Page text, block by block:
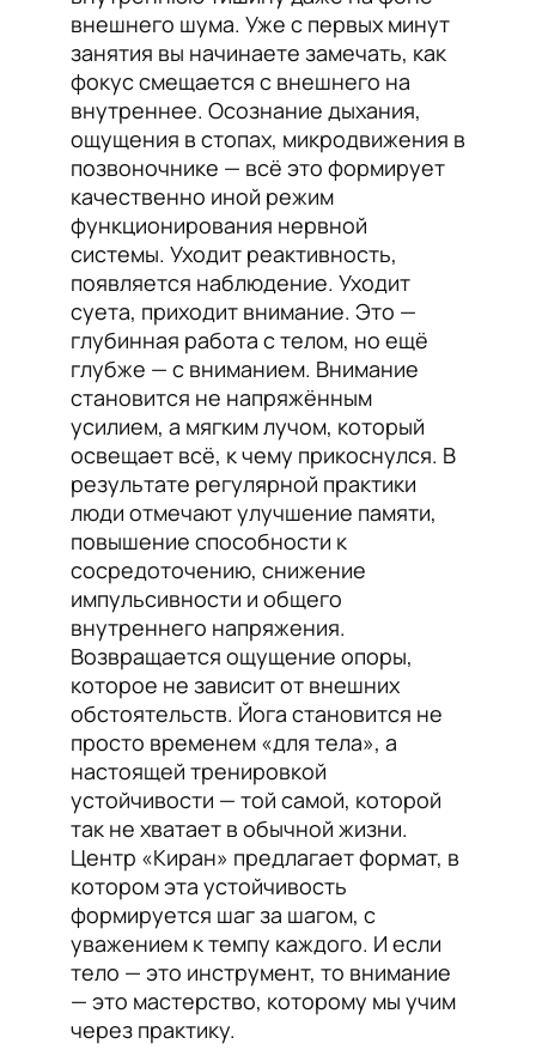
внешнего шума. Уже с первых минут
занятия вы начинаете замечать, как
фокус смещается с внешнего на
внутреннее. Осознание дыхания,
ощущения в стопах, микродвижения в
позвоночнике — всё это формирует
качественно иной режим
функционирования нервной
системы. Уходит реактивность,
появляется наблюдение. Уходит
суета, приходит внимание. Это —
глубинная работа с телом, но ещё
глубже — с вниманием. Внимание
становится не напряжённым
усилием, а мягким лучом, который
освещает всё, к чему прикоснулся. В
результате регулярной практики
люди отмечают улучшение памяти,
повышение способности к
сосредоточению, снижение
импульсивности и общего
внутреннего напряжения.
Возвращается ощущение опоры,
которое не зависит от внешних
обстоятельств. Йога становится не
просто временем «для тела», а
настоящей тренировкой
устойчивости — той самой, которой
так не хватает в обычной жизни.
Центр «Киран» предлагает формат, в
котором эта устойчивость
формируется шаг за шагом, с
уважением к темпу каждого. И если
тело — это инструмент, то внимание
— это мастерство, которому мы учим
через практику.